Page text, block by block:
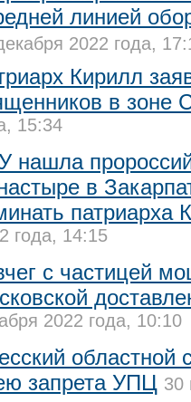
линией
2022 года,
Кирилл
в зоне
15:34
нашла
в
патриарха
года, 14:15
с частицей
2022 года, 10:10
областной
запрета УПЦ 30